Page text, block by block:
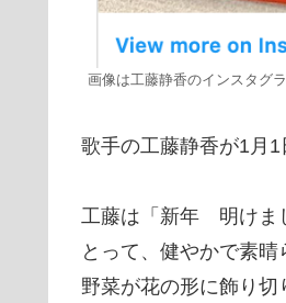
画像は工藤静香のインスタグ
歌手の工藤静香が1月1
工藤は「新年 明けま
とって、健やかで素
野菜が花の形に飾り切